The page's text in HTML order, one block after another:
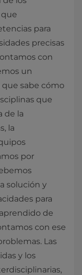
que
para
precisas
con
un
sabe cómo
que
de la
la
por
solución y
para
de
con ese
Las
y los